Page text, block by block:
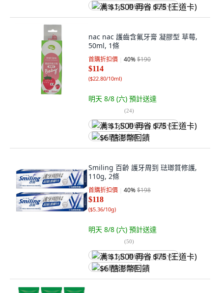
满 $1,500 再省 $75 (王道卡)
nac nac 護齒含氟牙膏 凝膠型 草莓,
50ml, 1條
首購折扣價 40%$190
$114
($22.80/10ml)
明天 8/8 (六) 預計送達
(24)
满 $1,500 再省 $75 (王道卡)
$6 酷澎幣回饋
Smiling 百齡 護牙周到 琺瑯質修護,
110g, 2條
首購折扣價 40%$198
$118
($5.36/10g)
明天 8/8 (六) 預計送達
(50)
满 $1,500 再省 $75 (王道卡)
$6 酷澎幣回饋